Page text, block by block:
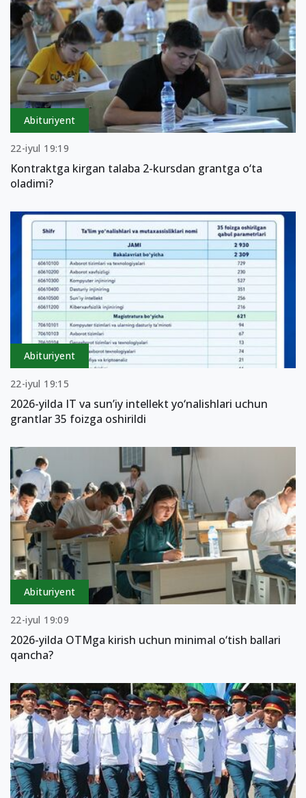
Abituriyent
22-iyul 19:19
Kontraktga kirgan talaba 2-kursdan grantga o‘ta
oladimi?
Abituriyent
22-iyul 19:15
2026-yilda IT va sun’iy intellekt yo‘nalishlari uchun
grantlar 35 foizga oshirildi
Abituriyent
22-iyul 19:09
2026-yilda OTMga kirish uchun minimal o‘tish ballari
qancha?